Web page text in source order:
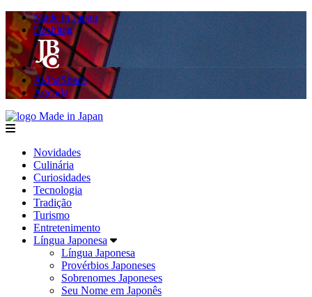
Made in Japan
Hashitag
AkibaSpace
Agenda
menu
Novidades
Culinária
Curiosidades
Tecnologia
Tradição
Turismo
Entretenimento
Língua Japonesa
Língua Japonesa
Provérbios Japoneses
Sobrenomes Japoneses
Seu Nome em Japonês